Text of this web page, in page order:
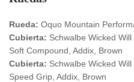
Rueda: Oquo Mountain
Cubierta: Schwalbe Wicked
Soft Compound, Addix, Brown
Cubierta: Schwalbe Wicked
Speed Grip, Addix, Brown